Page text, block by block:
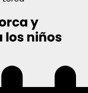
y
niños